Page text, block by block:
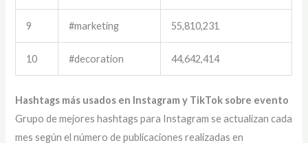
9 #marketing 55,810,231
10 #decoration 44,642,414
Hashtags más usados en Instagram y TikTok sobre evento
Grupo de mejores hashtags para Instagram se actualizan cada
mes según el número de publicaciones realizadas en